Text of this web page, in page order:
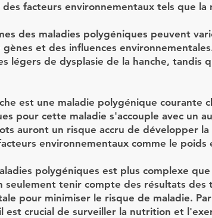
facteurs environnementaux tels que
des maladies polygéniques peuvent
et des influences
légers de dysplasie de la hanche, tandis
est une maladie polygénique courante
pour cette maladie s'accouple avec un
auront un risque accru de développer
environnementaux comme le
polygéniques est plus complexe
seulement tenir compte des résultats des
pour minimiser le risque de maladie.
est crucial de surveiller la nutrition et